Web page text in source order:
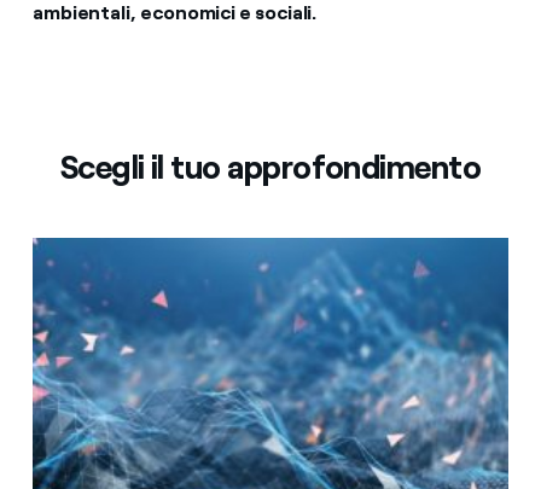
ambientali, economici e sociali.
Scegli il tuo approfondimento